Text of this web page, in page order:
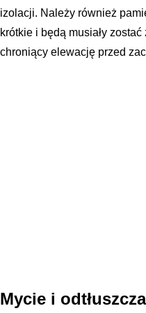
izolacji. Należy również
krótkie i będą musiały
chroniący elewację przed
Mycie i